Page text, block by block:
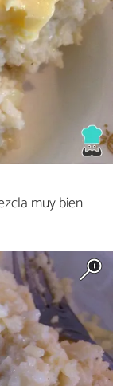
muy bien